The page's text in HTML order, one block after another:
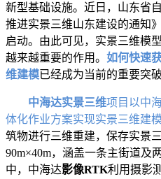
新型基础设施。近日，山东省
推进实景三维山东建设的通知
启动。由此可见，实景三维模
越来越重要的作用。 如何快速
维建模已经成为当前的重要突破
中海达实景三维项目以中
体化作业方案实现实景三维建模
筑物进行三维重建，保存实景
90m×40m，涵盖一条主街道及
中，中海达影像RTK利用摄影